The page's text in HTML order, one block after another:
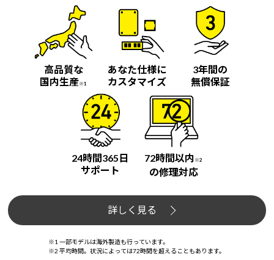
高品質な
国内生産※1
あなた仕様に
カスタマイズ
3年間の
無償保証
24時間365日
サポート
72時間以内 ※2
の修理対応
詳しく見る
※1 一部モデルは海外製造も行っています。
※2 平均時間。状況によっては72時間を超えることもあります。